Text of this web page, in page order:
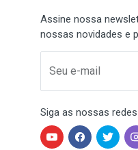
Assine nossa
nossas novidades e
Seu e-mail
Siga as nossas